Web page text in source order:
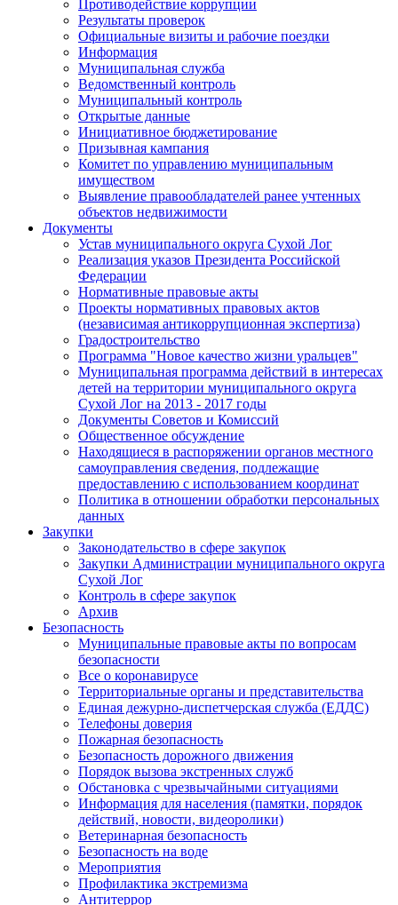
Противодействие коррупции
Результаты проверок
Официальные визиты и рабочие поездки
Информация
Муниципальная служба
Ведомственный контроль
Муниципальный контроль
Открытые данные
Инициативное бюджетирование
Призывная кампания
Комитет по управлению муниципальным
имуществом
Выявление правообладателей ранее учтенных
объектов недвижимости
Документы
Устав муниципального округа Сухой Лог
Реализация указов Президента Российской
Федерации
Нормативные правовые акты
Проекты нормативных правовых актов
(независимая антикоррупционная экспертиза)
Градостроительство
Программа "Новое качество жизни уральцев"
Муниципальная программа действий в интересах
детей на территории муниципального округа
Сухой Лог на 2013 - 2017 годы
Документы Советов и Комиссий
Общественное обсуждение
Находящиеся в распоряжении органов местного
самоуправления сведения, подлежащие
предоставлению с использованием координат
Политика в отношении обработки персональных
данных
Закупки
Законодательство в сфере закупок
Закупки Администрации муниципального округа
Сухой Лог
Контроль в сфере закупок
Архив
Безопасность
Муниципальные правовые акты по вопросам
безопасности
Все о коронавирусе
Территориальные органы и представительства
Единая дежурно-диспетчерская служба (ЕДДС)
Телефоны доверия
Пожарная безопасность
Безопасность дорожного движения
Порядок вызова экстренных служб
Обстановка с чрезвычайными ситуациями
Информация для населения (памятки, порядок
действий, новости, видеоролики)
Ветеринарная безопасность
Безопасность на воде
Мероприятия
Профилактика экстремизма
Антитеррор